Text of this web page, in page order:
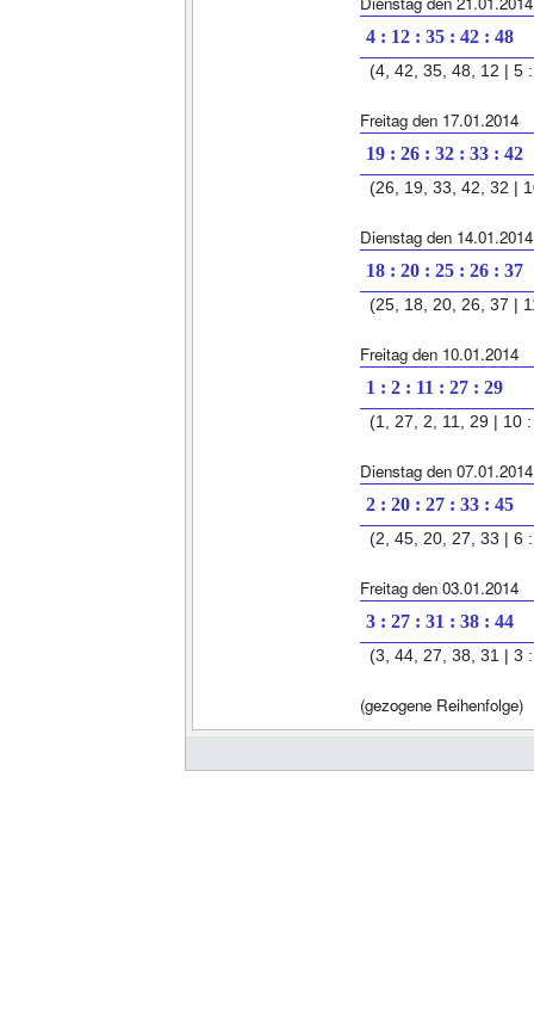
4 : 12 : 35 : 42 : 48
(4, 42, 35, 48, 12 | 5
Freitag den 17.01.2014
19 : 26 : 32 : 33 : 42
(26, 19, 33, 42, 32 |
Dienstag den 14.01.2014
18 : 20 : 25 : 26 : 37
(25, 18, 20, 26, 37 |
Freitag den 10.01.2014
1 : 2 : 11 : 27 : 29
(1, 27, 2, 11, 29 | 10
Dienstag den 07.01.2014
2 : 20 : 27 : 33 : 45
(2, 45, 20, 27, 33 | 6
Freitag den 03.01.2014
3 : 27 : 31 : 38 : 44
(3, 44, 27, 38, 31 | 3
(gezogene Reihenfolge)